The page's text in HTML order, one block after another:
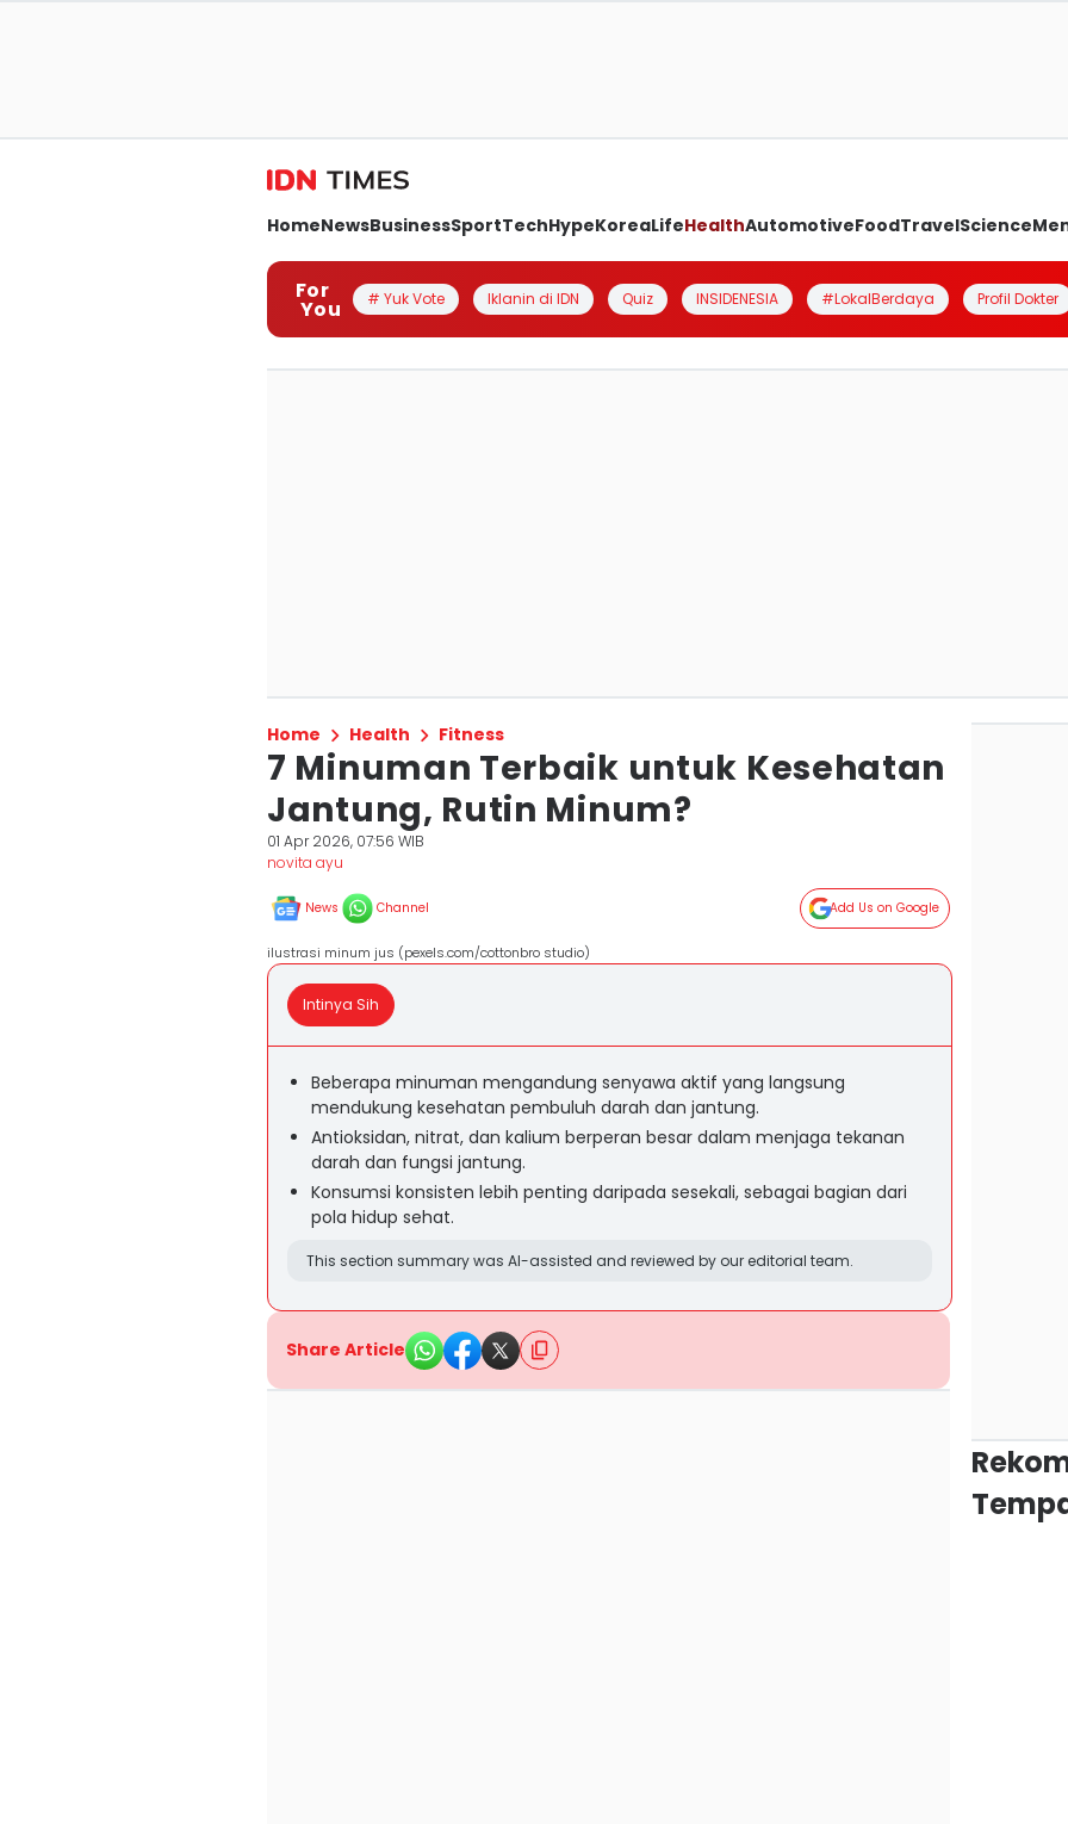
HomeNewsBusinessSportTechHypeKoreaLifeHealthAutomotiveFoodTravelScience
For
You # Yuk Vote Iklanin di IDN Quiz INSIDENESIA #LokalBerdaya Profil Dokter
Home Health Fitness
7 Minuman Terbaik untuk Kesehatan
Jantung, Rutin Minum?
01 Apr 2026, 07:56 WIB
novita ayu
News Channel Add Us on Google
ilustrasi minum jus (pexels.com/cottonbro studio)
Intinya Sih
Beberapa minuman mengandung senyawa aktif yang langsung
mendukung kesehatan pembuluh darah dan jantung.
Antioksidan, nitrat, dan kalium berperan besar dalam menjaga tekanan
darah dan fungsi jantung.
Konsumsi konsisten lebih penting daripada sesekali, sebagai bagian dari
pola hidup sehat.
This section summary was AI-assisted and reviewed by our editorial team.
Share Article